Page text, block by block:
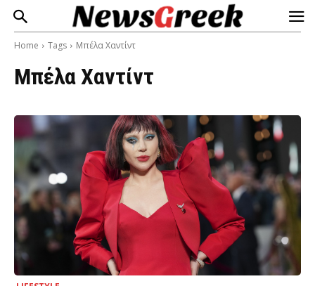
Home Tags Μπέλα Χαντίντ
Μπέλα Χαντίντ